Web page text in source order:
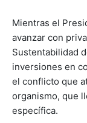
Mientras el
avanzar con
Sustentabilidad
inversiones en
el conflicto que
organismo, que
específica.